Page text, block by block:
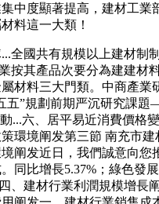
中度顯著提高，建材工業
料這一大類！
國共有規模以上建材制
按其產品次要分為建建材
材料三大門類。中商產業
五”規劃前期严沉研究課
...六、居平易近消費價格
環境阐发第三節 南充市建
阐发近日，我們誠意向您
同比增長5.37%；綠色發
、建材行業利潤規模增長